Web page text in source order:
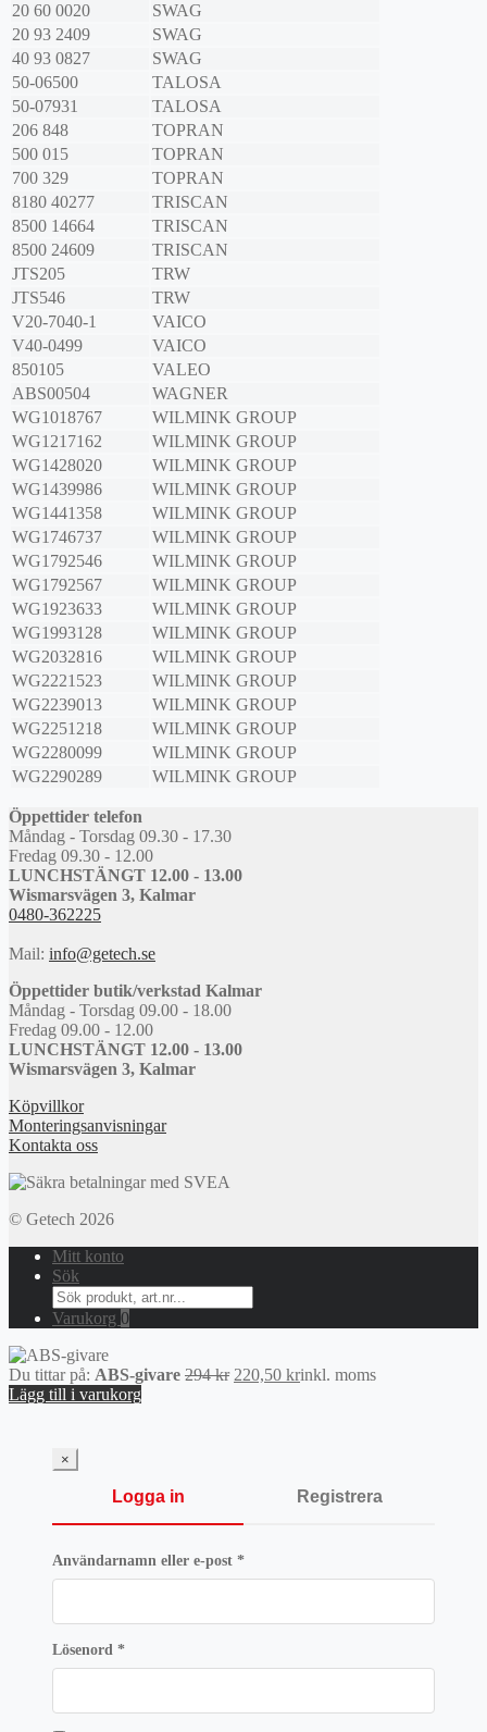
20 60 0020
SWAG
20 93 2409
SWAG
40 93 0827
SWAG
50-06500
TALOSA
50-07931
TALOSA
206 848
TOPRAN
500 015
TOPRAN
700 329
TOPRAN
8180 40277
TRISCAN
8500 14664
TRISCAN
8500 24609
TRISCAN
JTS205
TRW
JTS546
TRW
V20-7040-1
VAICO
V40-0499
VAICO
850105
VALEO
ABS00504
WAGNER
WG1018767
WILMINK GROUP
WG1217162
WILMINK GROUP
WG1428020
WILMINK GROUP
WG1439986
WILMINK GROUP
WG1441358
WILMINK GROUP
WG1746737
WILMINK GROUP
WG1792546
WILMINK GROUP
WG1792567
WILMINK GROUP
WG1923633
WILMINK GROUP
WG1993128
WILMINK GROUP
WG2032816
WILMINK GROUP
WG2221523
WILMINK GROUP
WG2239013
WILMINK GROUP
WG2251218
WILMINK GROUP
WG2280099
WILMINK GROUP
WG2290289
WILMINK GROUP
Öppettider telefon
Måndag - Torsdag 09.30 - 17.30
Fredag 09.30 - 12.00
LUNCHSTÄNGT 12.00 - 13.00
Wismarsvägen 3, Kalmar
0480-362225
Mail: info@getech.se
Öppettider butik/verkstad Kalmar
Måndag - Torsdag 09.00 - 18.00
Fredag 09.00 - 12.00
LUNCHSTÄNGT 12.00 - 13.00
Wismarsvägen 3, Kalmar
Köpvillkor
Monteringsanvisningar
Kontakta oss
© Getech 2026
Mitt konto
Sök
Search
for:
Varukorg 0
Du tittar på: ABS-givare 294kr Det
220,50 krDet
inkl. moms
Lägg till i varukorg
×
Logga in Registrera
Användarnamn eller e-post *Obligatoriskt
Lösenord *Obligatoriskt